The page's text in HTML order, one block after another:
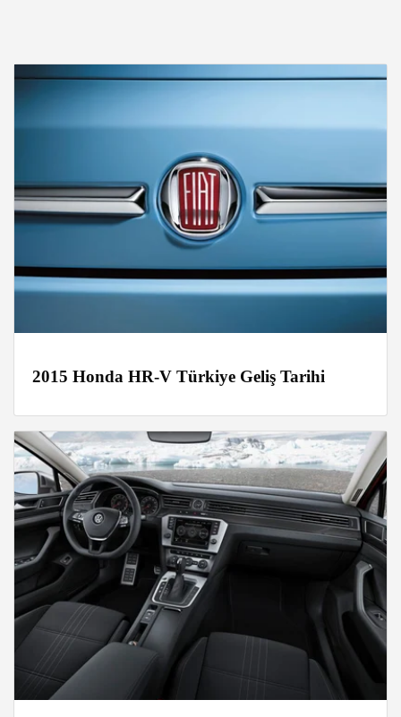
2015 Honda HR-V Türkiye Geliş Tarihi